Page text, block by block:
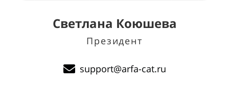
Светлана Коюшева
Президент
support@arfa-cat.ru